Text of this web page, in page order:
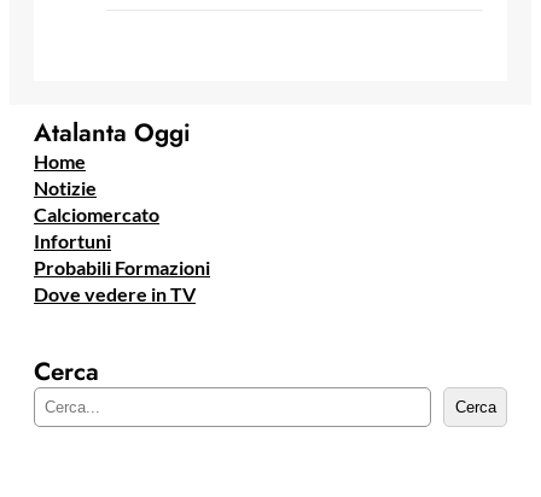
Atalanta Oggi
Home
Notizie
Calciomercato
Infortuni
Probabili Formazioni
Dove vedere in TV
Cerca
e
Cerca